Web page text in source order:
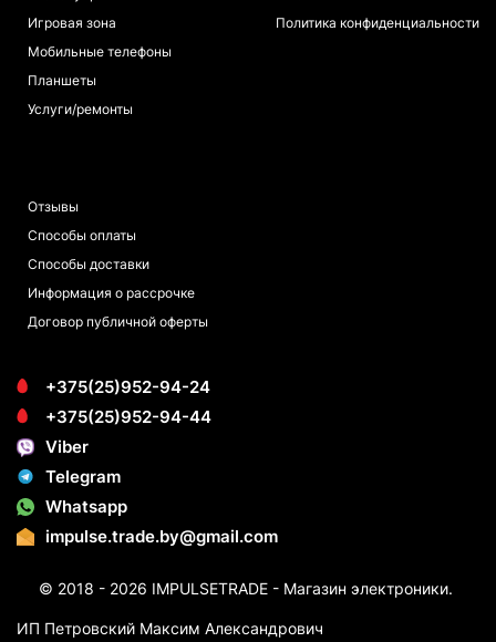
Игровая зона
Мобильные телефоны
Планшеты
Услуги/ремонты
Политика конфиденциальности
Отзывы
Способы оплаты
Способы доставки
Информация о рассрочке
Договор публичной оферты
+375(25)952-94-24
+375(25)952-94-44
Viber
Telegram
Whatsapp
impulse.trade.by@gmail.com
© 2018 - 2026 IMPULSETRADE - Магазин электроники.
ИП Петровский Максим Александрович